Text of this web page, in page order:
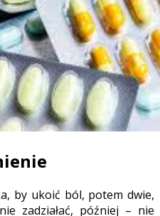
by ukoić ból, potem dwie,
zadziałać, później – nie